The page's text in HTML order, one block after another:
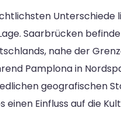
Unterschiede
Saarbrücken
nahe der
Pamplona in
geografischen
einen Einfluss auf die